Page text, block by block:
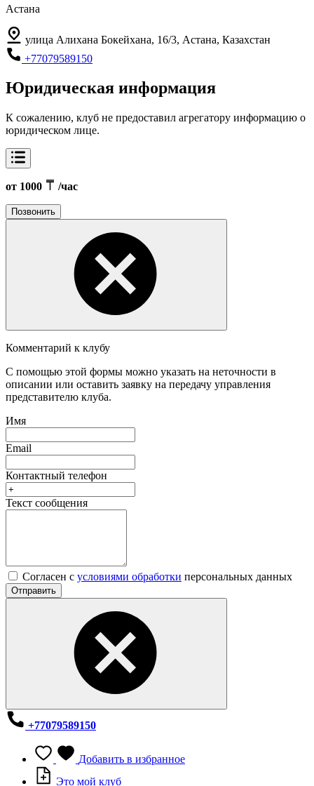
Астана
улица Алихана Бокейхана, 16/3, Астана, Казахстан
+77079589150
Юридическая информация
К сожалению, клуб не предоставил агрегатору информацию о
юридическом лице.
от 1000 /час
Позвонить
Комментарий к клубу
С помощью этой формы можно указать на неточности в
описании или оставить заявку на передачу управления
представителю клуба.
Имя
Email
Контактный телефон
Текст сообщения
Согласен с условиями обработки персональных данных
Отправить
+77079589150
Добавить в избранное
Это мой клуб